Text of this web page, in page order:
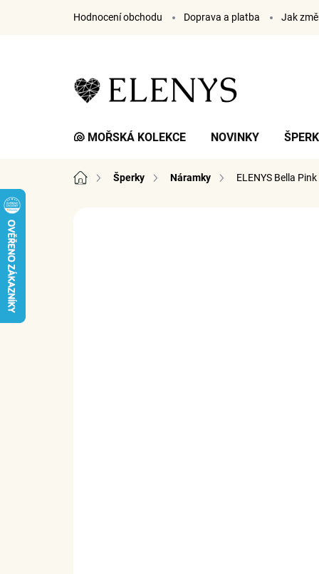
Hodnocení obchodu Doprava a platba Jak
🐚 MOŘSKÁ KOLEKCE NOVINKY
Domů Šperky Náramky ELENYS Bella Pink